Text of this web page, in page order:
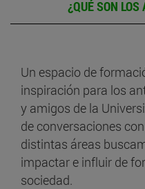
¿QUÉ SON
Un espacio de
inspiración para los
y amigos de la
de conversaciones
distintas áreas
impactar e influir de
sociedad.